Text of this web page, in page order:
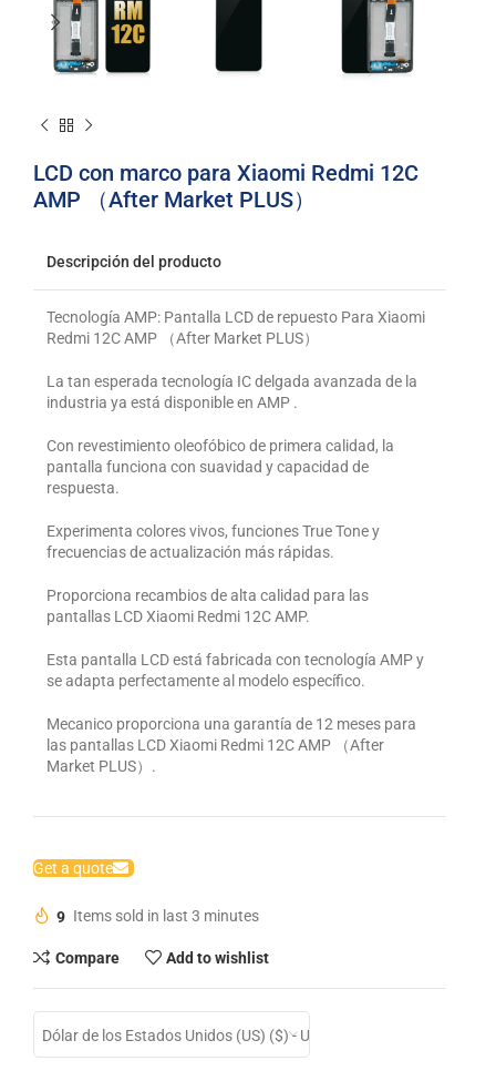
LCD con marco para Xiaomi Redmi 12C
AMP （After Market PLUS）
Descripción del producto
Tecnología AMP: Pantalla LCD de repuesto Para Xiaomi
Redmi 12C AMP （After Market PLUS）
La tan esperada tecnología IC delgada avanzada de la
industria ya está disponible en AMP .
Con revestimiento oleofóbico de primera calidad, la
pantalla funciona con suavidad y capacidad de
respuesta.
Experimenta colores vivos, funciones True Tone y
frecuencias de actualización más rápidas.
Proporciona recambios de alta calidad para las
pantallas LCD Xiaomi Redmi 12C AMP.
Esta pantalla LCD está fabricada con tecnología AMP y
se adapta perfectamente al modelo específico.
Mecanico proporciona una garantía de 12 meses para
las pantallas LCD Xiaomi Redmi 12C AMP （After
Market PLUS）.
Get a quote
9 Items sold in last 3 minutes
Compare Add to wishlist
Dólar de los Estados Unidos (US) ($) - USD